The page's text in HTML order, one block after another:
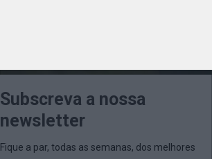
Subscreva a nossa
newsletter
Fique a par, todas as semanas, dos melhores